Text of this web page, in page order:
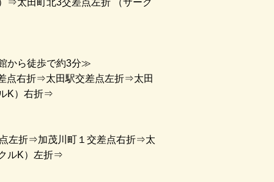
⇒太田町北3交差点左折 （サーク
から徒歩で約3分≫
右折⇒太田駅交差点左折⇒太田
K）右折⇒
左折⇒加茂川町１交差点右折⇒太
ルK）左折⇒